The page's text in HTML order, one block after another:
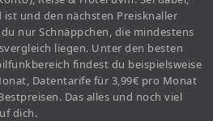
ist und den nächsten Preisknaller
nur Schnäppchen, die mindestens
liegen. Unter den besten
findest du beispielsweise
Datentarife für 3,99€ pro Monat
Das alles und noch viel
dich.